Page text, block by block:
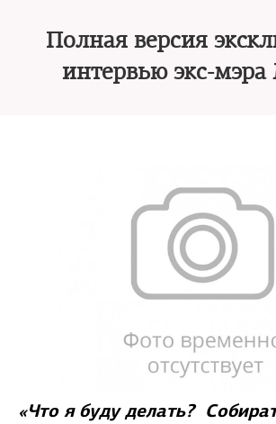
Полная версия
интервью экс-
«Что я буду делать?